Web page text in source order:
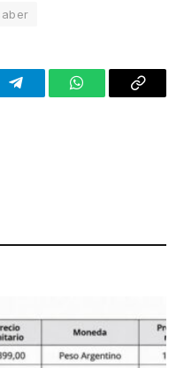
TelegramWhatsAppCopy